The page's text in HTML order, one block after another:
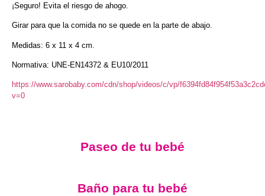
¡Seguro! Evita el riesgo de ahogo.
Girar para que la comida no se quede en la parte de abajo.
Medidas: 6 x 11 x 4 cm.
Normativa: UNE-EN14372 & EU10/2011
https://www.sarobaby.com/cdn/shop/videos/c/vp/
v=0
Paseo de tu bebé
Baño para tu bebé